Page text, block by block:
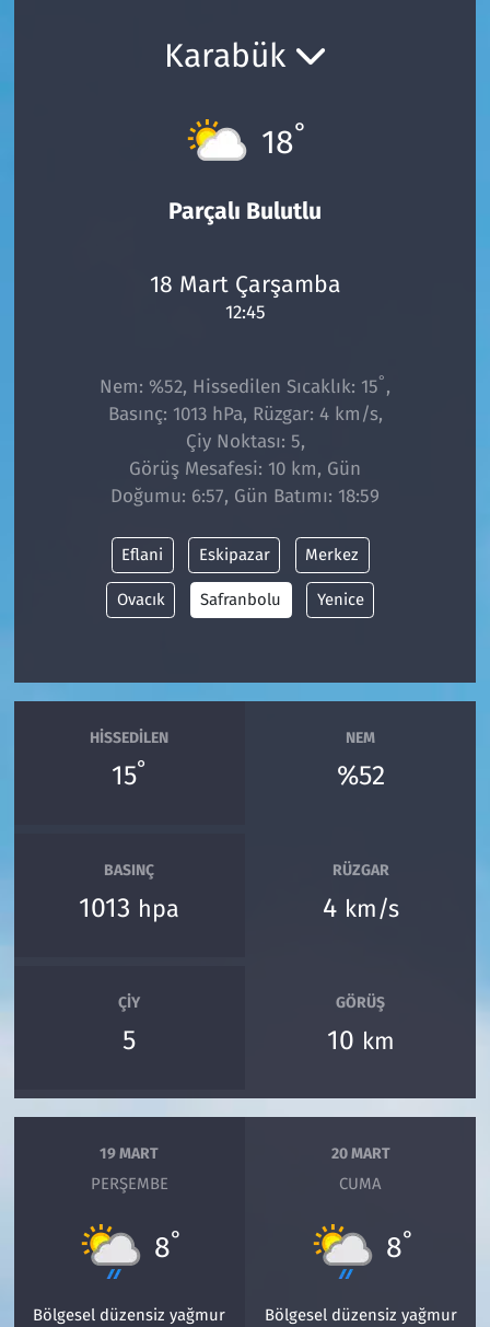
Karabük
18°
Parçalı Bulutlu
18 Mart Çarşamba
12:45
Nem: %52, Hissedilen Sıcaklık: 15° ,
Basınç: 1013 hPa, Rüzgar: 4 km/s,
Çiy Noktası: 5,
Görüş Mesafesi: 10 km, Gün
Doğumu: 6:57, Gün Batımı: 18:59
Eflani Eskipazar Merkez
Ovacık Safranbolu Yenice
HISSEDILEN
15°
NEM
%52
BASINÇ
1013 hpa
RÜZGAR
4 km/s
ÇIY
5
GÖRÜŞ
10 km
19 MART
PERŞEMBE
8°
Bölgesel düzensiz yağmur
20 MART
CUMA
8°
Bölgesel düzensiz yağmur
Kültür Sanat
Şarköy
Siyaset
Tekirdağ